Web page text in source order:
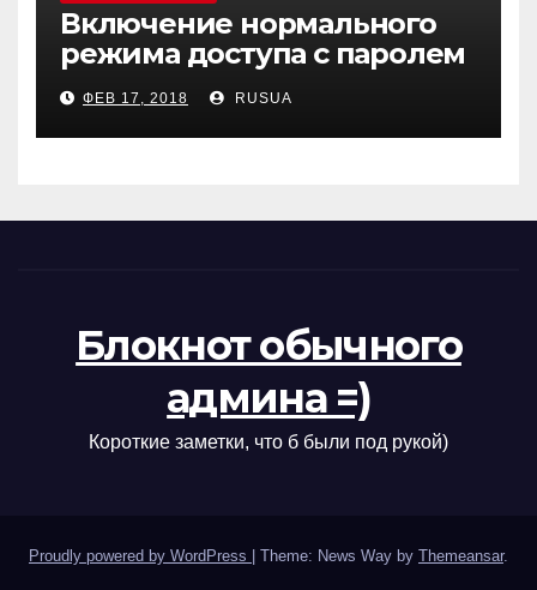
Включение нормального
режима доступа с паролем
в MySQL(MariaDB) в Debian 9
ФЕВ 17, 2018 RUSUA
Блокнот обычного
админа =)
Короткие заметки, что б были под рукой)
Proudly powered by WordPress Theme: News Way by Themeansar.